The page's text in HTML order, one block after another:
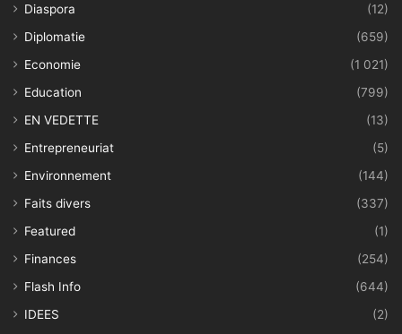
Diaspora
(12)
Diplomatie
(659)
Economie
(1 021)
Education
(799)
EN VEDETTE
(13)
Entrepreneuriat
(5)
Environnement
(144)
Faits divers
(337)
Featured
(1)
Finances
(254)
Flash Info
(644)
IDEES
(2)